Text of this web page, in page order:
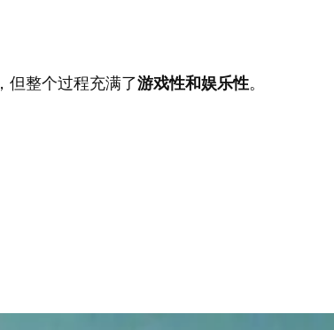
，但整个过程充满了游戏性和娱乐性。